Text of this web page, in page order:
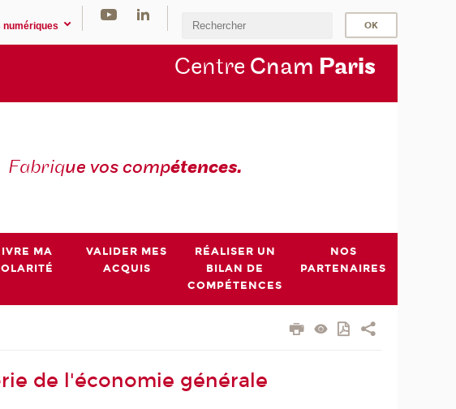
numériques
Centre Cnam Paris
Fabrique vos compétences.
MA
VALIDER MES
ACQUIS
RÉALISER UN
BILAN DE
COMPÉTENCES
NOS
PARTENAIRES
de l'économie générale